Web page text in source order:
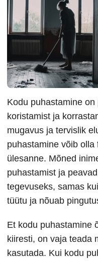
Kodu puhastamine
koristamist ja
mugavus ja tervislik
puhastamine võib
ülesanne. Mõned
puhastamist ja
tegevuseks, samas
tüütu ja nõuab
Et kodu puhastamine
kiiresti, on vaja teada
kasutada. Kui kodu